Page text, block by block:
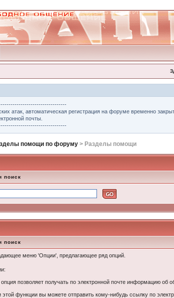
атак, автоматическая регистрация на форуме временно
почты.
помощи по форуму > Разделы помощи
поиск
поиск
меню 'Опции', предлагающее ряд опций.
позволяет получать по электронной почте информацию
функции вы можете отправить кому-нибудь ссылку по